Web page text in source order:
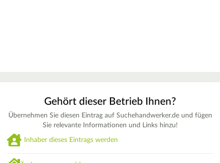
Gehört dieser Betrieb Ihnen?
Übernehmen Sie diesen Eintrag auf Suchehandwerker.de und fügen
Sie relevante Informationen und Links hinzu!
Inhaber dieses Eintrags werden